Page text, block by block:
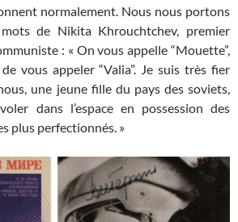
normalement. Nous nous portons
de Nikita Khrouchtchev, premier
: « On vous appelle “Mouette”,
vous appeler “Valia”. Je suis très fier
une jeune fille du pays des soviets,
dans l’espace en possession des
plus perfectionnés. »